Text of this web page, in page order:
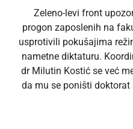
Zeleno-levi front
progon zaposlenih na
usprotivili pokušajima
nametne diktaturu.
dr Milutin Kostić se već
da mu se poništi